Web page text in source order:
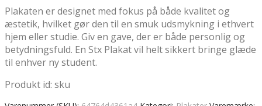
Plakaten er designet med fokus på både kvalitet og
æstetik, hvilket gør den til en smuk udsmykning i ethvert
hjem eller studie. Giv en gave, der er både personlig og
betydningsfuld. En Stx Plakat vil helt sikkert bringe glæde
til enhver ny student.
Produkt id: sku